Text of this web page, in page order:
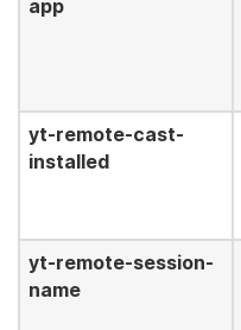
app
yt-remote-cast-
installed
yt-remote-session-
name